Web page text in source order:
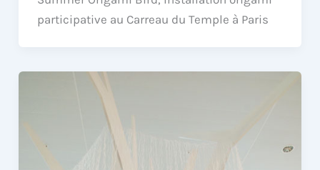
participative au Carreau du Temple à Paris